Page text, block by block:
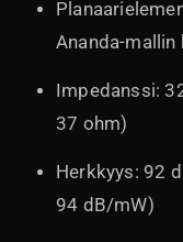
Ananda-mallin
Impedanssi:
37 ohm)
Herkkyys: 92
94 dB/mW)